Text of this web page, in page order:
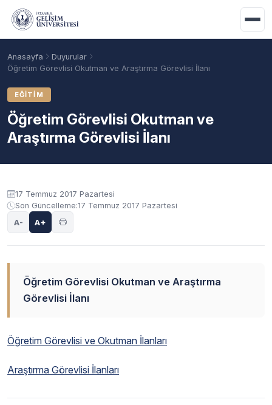
Ana içeriğe geç
Akademik Takvim Burslar Taban Puanlar
Anasayfa
Duyurular
Öğretim Görevlisi Okutman ve Araştırma Görevlisi İlanı
EĞITIM
Öğretim Görevlisi Okutman ve
Araştırma Görevlisi İlanı
Duyuru içeriği
17 Temmuz 2017 Pazartesi
Son Güncelleme:17 Temmuz 2017 Pazartesi
A- A+
Öğretim Görevlisi Okutman ve Araştırma
Görevlisi İlanı
Öğretim Görevlisi ve Okutman İlanları
Araştırma Görevlisi İlanları